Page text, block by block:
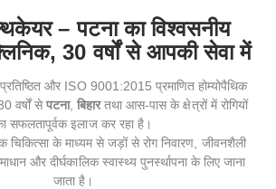
– पटना का विश्वसनीय
30 वर्षों से आपकी सेवा में
और ISO 9001:2015 प्रमाणित होम्योपैथिक
वर्षों सेपटना,बिहारतथा आस-पास के क्षेत्रों में रोगियों
सफलतापूर्वक इलाज कर रहा है।
चिकित्सा के माध्यम से जड़ों से रोग निवारण, जीवनशैली
और दीर्घकालिक स्वास्थ्य पुनर्स्थापना के लिए जाना
जाता है।